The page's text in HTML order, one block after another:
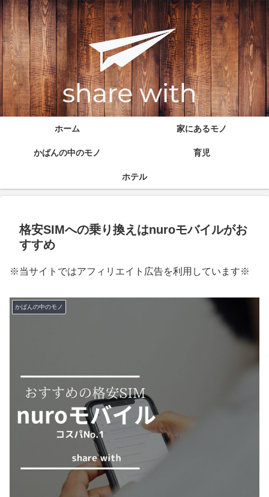
ホーム 家にあるモノ
かばんの中のモノ 育児
ホテル
格安SIMへの乗り換えはnuroモバイルがお
すすめ
※当サイトではアフィリエイト広告を利用しています※
かばんの中のモノ